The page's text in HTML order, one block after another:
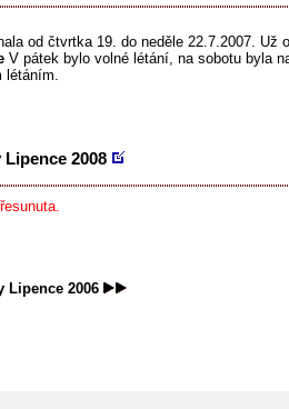
od čtvrtka 19. do neděle 22.7.2007.
V pátek bylo volné létání, na sobotu byla
létáním.
2008
Lipence 2006